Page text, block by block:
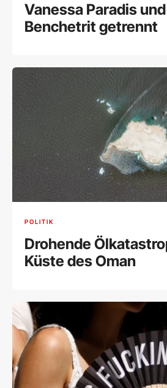
Vanessa Paradis
Benchetrit getrennt
POLITIK
Drohende
Küste des Oman